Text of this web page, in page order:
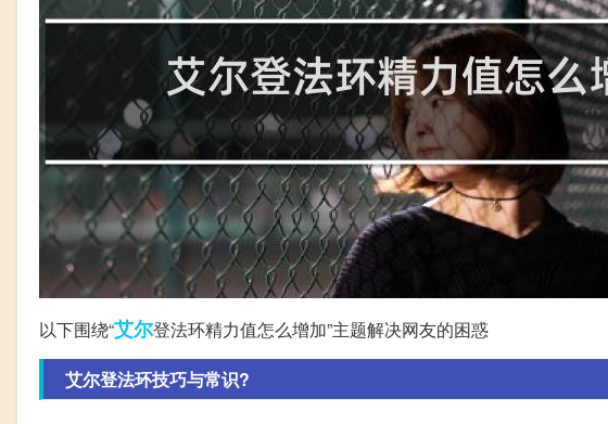
以下围绕“艾尔登法环精力值怎么增加”主题解决网友的困惑
艾尔登法环技巧与常识?